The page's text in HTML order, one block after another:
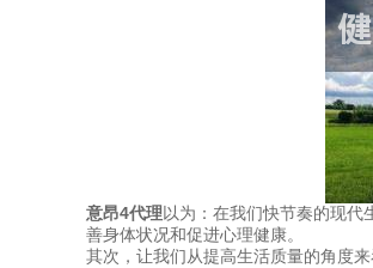
意昂4代理以为：在我们快节奏的现
善身体状况和促进心理健康。
其次，让我们从提高生活质量的角度